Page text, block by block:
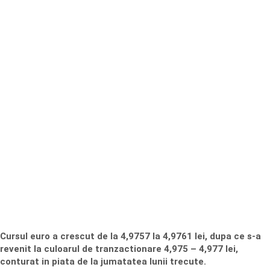
Cursul euro a crescut de la 4,9757 la 4,9761 lei, dupa ce s-a
revenit la culoarul de tranzactionare 4,975 – 4,977 lei,
conturat in piata de la jumatatea lunii trecute.